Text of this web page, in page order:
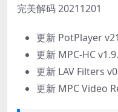
完美解码 20211201
更新 PotPlayer
更新 MPC-HC
更新 LAV Filters
更新 MPC Video